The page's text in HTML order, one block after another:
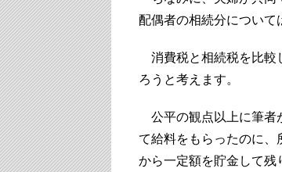
配偶者の相続分について
消費税と相続税を比較
ろうと考えます。
公平の観点以上に筆者
て給料をもらったのに、
から一定額を貯金して残